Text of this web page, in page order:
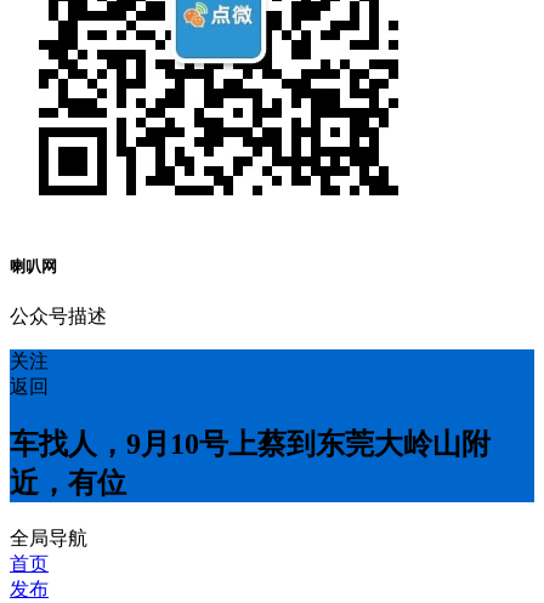
喇叭网
公众号描述
关注
返回
车找人，9月10号上蔡到东莞大岭山附
近，有位
全局导航
首页
发布